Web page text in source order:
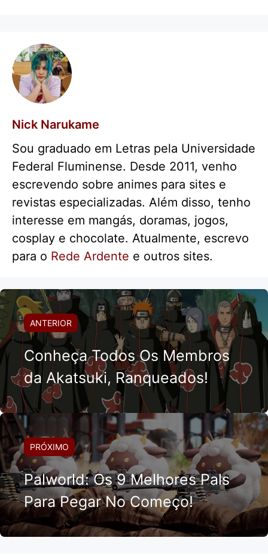
Nick Narukame
Sou graduado em Letras pela Universidade
Federal Fluminense. Desde 2011, venho
escrevendo sobre animes para sites e
revistas especializadas. Além disso, tenho
interesse em mangás, doramas, jogos,
cosplay e chocolate. Atualmente, escrevo
para o Rede Ardente e outros sites.
ANTERIOR
Conheça Todos Os Membros
da Akatsuki, Ranqueados!
PRÓXIMO
Palworld: Os 9 Melhores Pals
Para Pegar No Começo!